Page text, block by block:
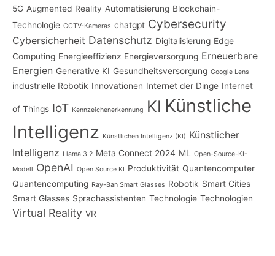
5G Augmented Reality Automatisierung Blockchain-
Technologie CCTV-Kameras chatgpt Cybersecurity
Cybersicherheit Datenschutz Digitalisierung Edge
Computing Energieeffizienz Energieversorgung Erneuerbare
Energien Generative KI Gesundheitsversorgung Google Lens
industrielle Robotik Innovationen Internet der Dinge Internet
of Things IoT Kennzeichenerkennung KI Künstliche
Intelligenz Künstlichen Intelligenz (KI) Künstlicher
Intelligenz Llama 3.2 Meta Connect 2024 ML Open-Source-KI-
Modell OpenAI Open Source KI Produktivität Quantencomputer
Quantencomputing Ray-Ban Smart Glasses Robotik Smart Cities
Smart Glasses Sprachassistenten Technologie Technologien
Virtual Reality VR